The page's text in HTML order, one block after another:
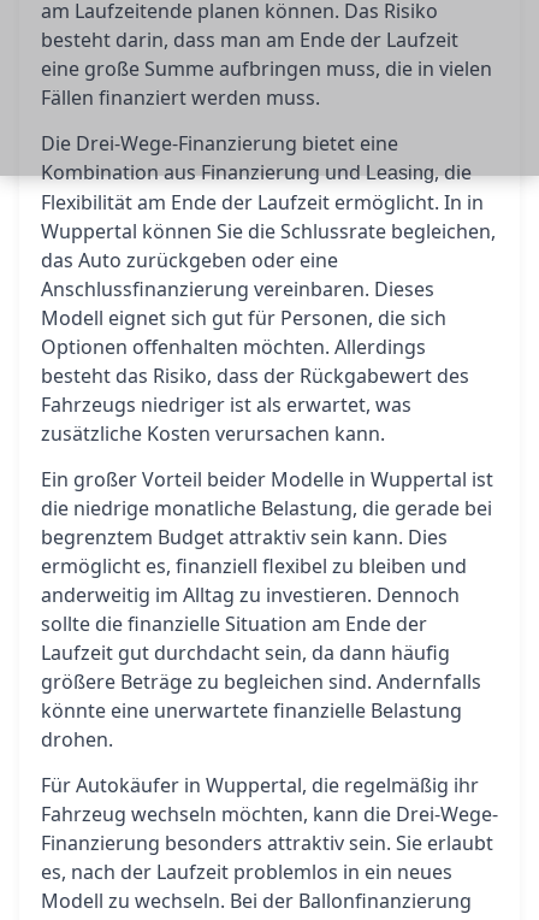
am Laufzeitende planen können. Das Risiko
besteht darin, dass man am Ende der Laufzeit
eine große Summe aufbringen muss, die in vielen
Fällen finanziert werden muss.
Die Drei-Wege-Finanzierung bietet eine
Kombination aus Finanzierung undLeasing, die
Flexibilität am Ende der Laufzeit ermöglicht. In in
Wuppertal können Sie die Schlussrate begleichen,
das Auto zurückgeben oder eine
Anschlussfinanzierung vereinbaren. Dieses
Modell eignet sich gut für Personen, die sich
Optionen offenhalten möchten. Allerdings
besteht das Risiko, dass der Rückgabewert des
Fahrzeugs niedriger ist als erwartet, was
zusätzliche Kosten verursachen kann.
Ein großer Vorteil beider Modelle in Wuppertal ist
die niedrige monatliche Belastung, die gerade bei
begrenztem Budget attraktiv sein kann. Dies
ermöglicht es, finanziell flexibel zu bleiben und
anderweitig im Alltag zu investieren. Dennoch
sollte die finanzielle Situation am Ende der
Laufzeit gut durchdacht sein, da dann häufig
größere Beträge zu begleichen sind. Andernfalls
könnte eine unerwartete finanzielle Belastung
drohen.
Für Autokäufer in Wuppertal, die regelmäßig ihr
Fahrzeug wechseln möchten, kann die Drei-Wege-
Finanzierung besonders attraktiv sein. Sie erlaubt
es, nach der Laufzeit problemlos in ein neues
Modell zu wechseln. Bei der Ballonfinanzierung